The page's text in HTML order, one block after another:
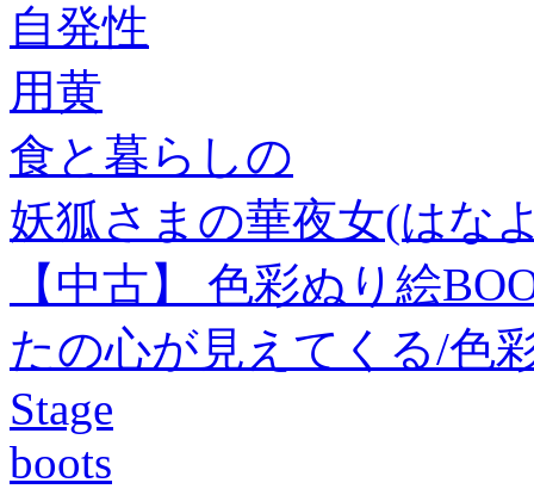
自発性
用黄
食と暮らしの
妖狐さまの華夜女(はな
【中古】 色彩ぬり絵
たの心が見えてくる/色
Stage
boots